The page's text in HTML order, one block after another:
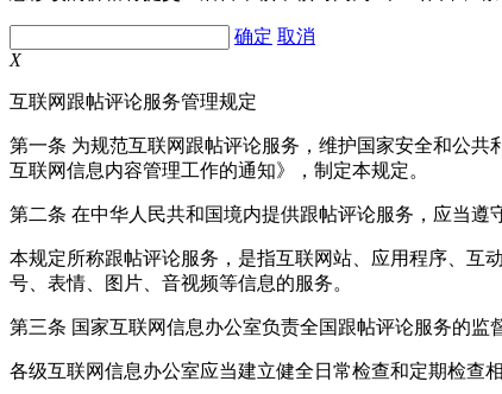
确定 取消
X
互联网跟帖评论服务管理规定
第一条 为规范互联网跟帖评论服务，维护国家安全和公
互联网信息内容管理工作的通知》，制定本规定。
第二条 在中华人民共和国境内提供跟帖评论服务，应当遵
本规定所称跟帖评论服务，是指互联网站、应用程序、互
号、表情、图片、音视频等信息的服务。
第三条 国家互联网信息办公室负责全国跟帖评论服务的监
各级互联网信息办公室应当建立健全日常检查和定期检查